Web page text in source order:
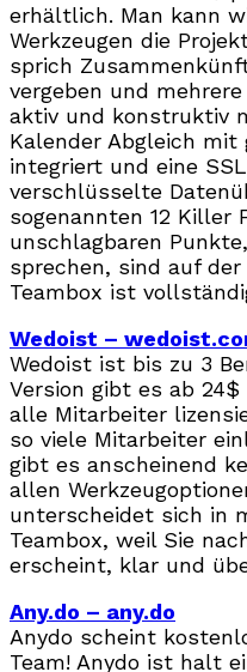
erhältlich. Man kann
Werkzeugen die
sprich
vergeben und
aktiv und konstruktiv
Kalender Abgleich
integriert und eine
verschlüsselte
sogenannten 12 Killer
unschlagbaren
sprechen, sind auf
Teambox ist
Wedoist –
Wedoist ist bis zu 3
Version gibt es ab
alle Mitarbeiter
so viele Mitarbeiter
gibt es anscheinend
allen
unterscheidet sich in
Teambox, weil Sie
erscheint, klar und
Any.do – any.do
Anydo scheint
Team! Anydo ist halt